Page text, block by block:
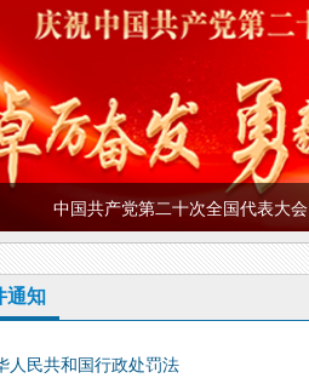
中国共产党第二十次全国代表大会
通知
人民共和国行政处罚法